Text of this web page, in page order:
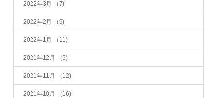
2022年3月 （7)
2022年2月 （9)
2022年1月 （11)
2021年12月 （5)
2021年11月 （12)
2021年10月 （16)